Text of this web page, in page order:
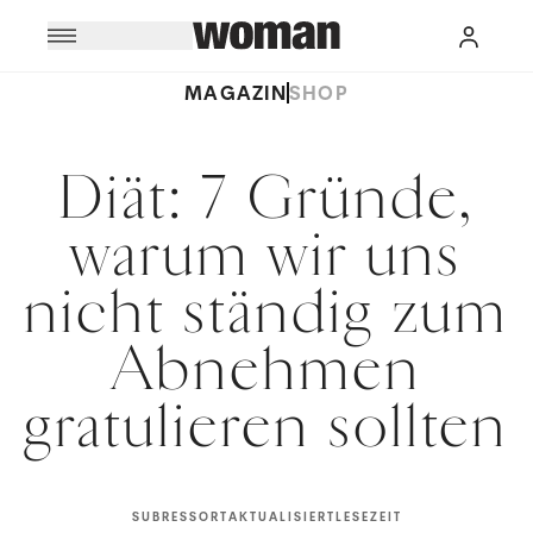
MAGAZINSHOP
Diät: 7 Gründe,
warum wir uns
nicht ständig zum
Abnehmen
gratulieren sollten
SUBRESSORTAKTUALISIERTLESEZEIT